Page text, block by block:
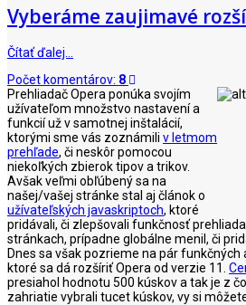
Vyberáme zaujimavé
Čítať ďalej…
Počet komentárov: 8
Prehliadač Opera ponúka svojím
užívateľom množstvo nastavení a
funkcií už v samotnej inštalácií,
ktorými sme vás zoznámili v letmom
prehľade, či neskôr pomocou
niekoľkých zbierok tipov a trikov.
Avšak veľmi obľúbený sa na
našej/vašej stránke stal aj článok o
užívateľských javaskriptoch, ktoré
pridávali, či zlepšovali funkčnosť
stránkach, prípadne globálne menil, či
Dnes sa však pozrieme na pár
ktoré sa dá rozšíriť Opera od verzie 11.
presiahol hodnotu 500 kúskov a tak je z
zahriatie vybrali tucet kúskov, vy si môžete